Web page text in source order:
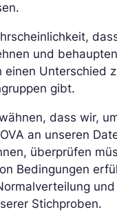
und
einen Unterschied
gibt.
dass wir,
an unseren
überprüfen
Bedingungen
Stichproben.